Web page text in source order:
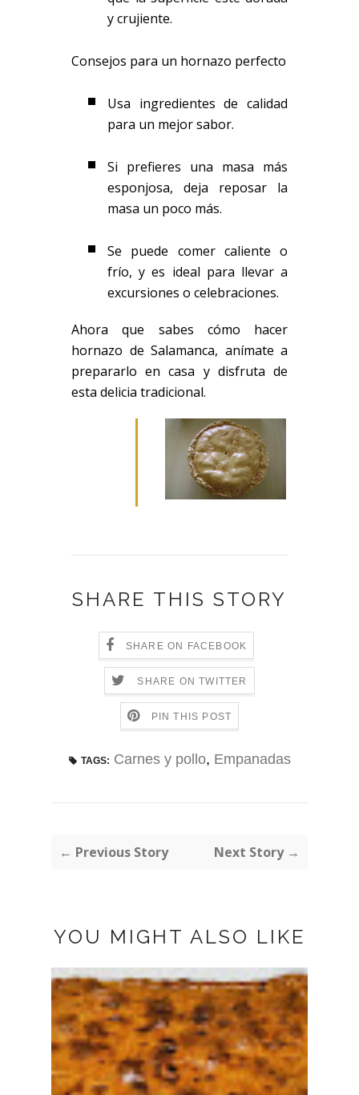
y crujiente.
Consejos para un hornazo perfecto
Usa ingredientes de calidad
para un mejor sabor.
Si prefieres una masa más
esponjosa, deja reposar la
masa un poco más.
Se puede comer caliente o
frío, y es ideal para llevar a
excursiones o celebraciones.
Ahora que sabes cómo hacer
hornazo de Salamanca, anímate a
prepararlo en casa y disfruta de
esta delicia tradicional.
SHARE THIS STORY
SHARE ON FACEBOOK
SHARE ON TWITTER
PIN THIS POST
TAGS: Carnes y pollo, Empanadas
← Previous Story Next Story →
YOU MIGHT ALSO LIKE